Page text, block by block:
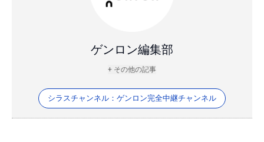
ゲンロン編集部
+ その他の記事
シラスチャンネル：ゲンロン完全中継チャンネル